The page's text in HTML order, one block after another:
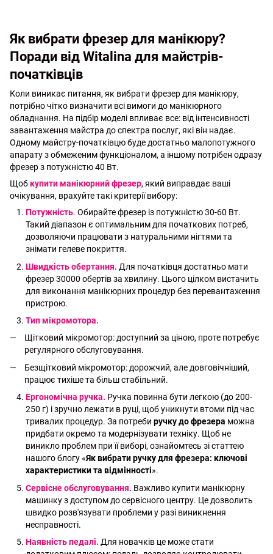
Як вибрати фрезер для манікюру?
Поради від Witalina для майстрів-
початківців
Коли виникає питання, як вибрати фрезер для манікюру,
потрібно чітко визначити всі вимоги до манікюрного
обладнання. На підбір моделі впливає все: від інтенсивності
завантаження майстра до спектра послуг, які він надає.
Одному майстру-початківцю буде достатньо малопотужного
апарату з обмеженим функціоналом, а іншому потрібен одразу
фрезер з потужністю 40 Вт.
Щобкупити манікюрний фрезер, який виправдає ваші
очікування, врахуйте такі критерії вибору:
Потужність. Обирайте фрезер із потужністю 30-60 Вт.
Такий діапазон є оптимальним для початкових потреб,
дозволяючи працювати з натуральними нігтями та
знімати гелеве покриття.
Швидкість обертання. Для початківця достатньо мати
фрезер 30000 обертів за хвилину. Цього цілком вистачить
для виконання манікюрних процедур без перевантаження
пристрою.
Тип мікромотора.
Щітковий мікромотор: доступний за ціною, проте потребує
регулярного обслуговування.
Безщітковий мікромотор: дорожчий, але довговічніший,
працює тихіше та більш стабільний.
Ергономічна ручка. Ручка повинна бути легкою (до 200-
250 г) і зручно лежати в руці, щоб уникнути втоми під час
тривалих процедур. За потреби ручку до фрезера можна
придбати окремо та модернізувати техніку. Щоб не
виникло проблем при її виборі, ознайомтесь зі статтею
нашого блогу «Як вибрати ручку для фрезера: ключові
характеристики та відмінності».
Сервісне обслуговування. Важливо купити манікюрну
машинку з доступом до сервісного центру. Це дозволить
швидко розв'язувати проблеми у разі виникнення
несправності.
Наявність педалі. Для новачків це може стати